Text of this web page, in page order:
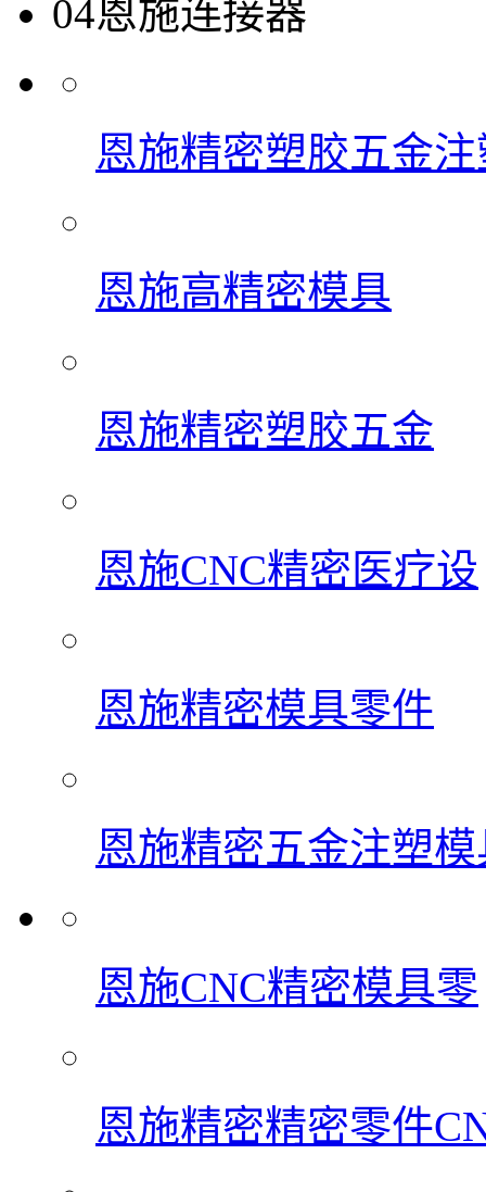
04恩施连接器
恩施精密塑胶五金注
恩施高精密模具
恩施精密塑胶五金
恩施CNC精密医疗设
恩施精密模具零件
恩施精密五金注塑模
恩施CNC精密模具零
恩施精密精密零件